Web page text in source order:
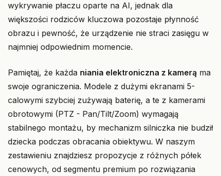
wykrywanie płaczu oparte na AI, jednak dla
większości rodziców kluczowa pozostaje płynność
obrazu i pewność, że urządzenie nie straci zasięgu w
najmniej odpowiednim momencie.
Pamiętaj, że każda niania elektroniczna z kamerą ma
swoje ograniczenia. Modele z dużymi ekranami 5-
calowymi szybciej zużywają baterię, a te z kamerami
obrotowymi (PTZ - Pan/Tilt/Zoom) wymagają
stabilnego montażu, by mechanizm silniczka nie budził
dziecka podczas obracania obiektywu. W naszym
zestawieniu znajdziesz propozycje z różnych półek
cenowych, od segmentu premium po rozwiązania